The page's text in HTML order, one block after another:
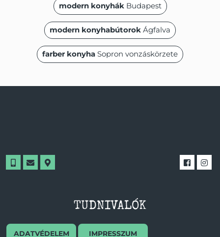
modern konyhákBudapest
modern konyhabútorok Ágfalva
farber konyha Sopron vonzáskörzete
TUDNIVALÓK
ADATVÉDELEM IMPRESSZUM